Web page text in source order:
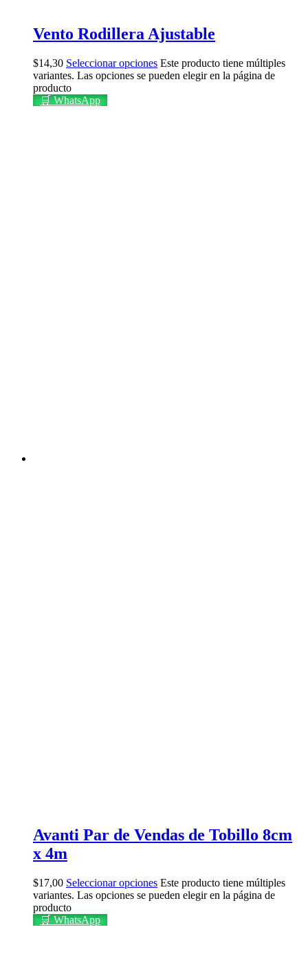
Vento Rodillera Ajustable
$14,30 Seleccionar opciones Este producto tiene múltiples
variantes. Las opciones se pueden elegir en la página de
producto
🛒 WhatsApp
Avanti Par de Vendas de Tobillo 8cm
x 4m
$17,00 Seleccionar opciones Este producto tiene múltiples
variantes. Las opciones se pueden elegir en la página de
producto
🛒 WhatsApp